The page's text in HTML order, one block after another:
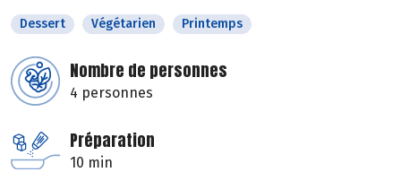
Dessert Végétarien Printemps
Nombre de personnes
4 personnes
Préparation
10 min